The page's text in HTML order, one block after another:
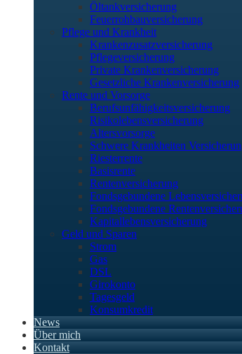
Öltankversicherung
Feuerrohbauversicherung
Pflege und Krankheit
Krankenzusatzversicherung
Pflegeversicherung
Private Krankenversicherung
Gesetzliche Krankenversicherung
Rente und Vorsorge
Berufs­unfähigkeitsversicherung
Risikolebensversicherung
Altersvorsorge
Schwere Krankheiten
Riesterrente
Basisrente
Rentenversicherung
Fondsgebundene
Fondsgebundene
Kapitallebensversicherung
Geld und Sparen
Strom
Gas
DSL
Girokonto
Tagesgeld
Konsumkredit
News
Über mich
Kontakt